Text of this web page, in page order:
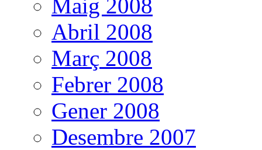
Maig 2008
Abril 2008
Març 2008
Febrer 2008
Gener 2008
Desembre 2007